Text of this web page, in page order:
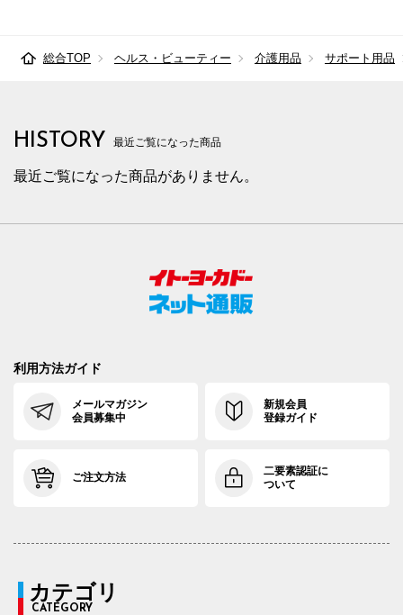
総合TOP ヘルス・ビューティー 介護用品 サポート用品
HISTORY 最近ご覧になった商品
最近ご覧になった商品がありません。
利用方法ガイド
メールマガジン
会員募集中
新規会員
登録ガイド
ご注文方法
二要素認証に
ついて
カテゴリ
CATEGORY